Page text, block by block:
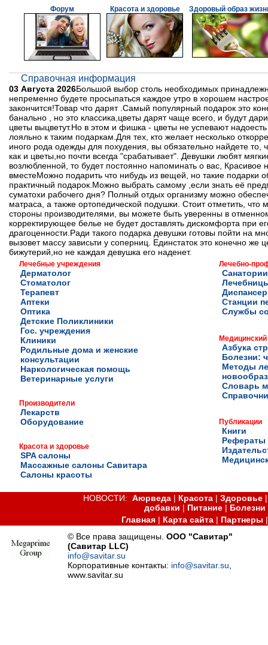
Форум Красота и здоровье Здоровый образ
Справочная информация
03 Августа 2026Большой выбор столь необходимых
непременно будете просыпаться каждое утро в хорошем
закончится!Товар что дарят .Самый популярный подарок это
банально , но это классика,цветы дарят чаще всего, и будут
цветы выцветут.Но в этом и фишка - цветы не успевают
лояльно к таким подаркам.Для тех, кто желает несколько
иного рода одежды для похудения, вы обязательно найдете
как и цветы,но почти всегда "срабатывает". Девушки любят
возлюбленной, то будет постоянно напоминать о вас,
вместеМожно подарить что нибудь из вещей, но такие
практичный подарок.Можно выбрать самому ,если знать её
суматохи рабочего дня? Полный отдых организму можно
матраса, а также ортопедической подушки. Стоит отметить,
стороны производителями, вы можете быть уверенны в
корректирующее белье не будет доставлять дискомфорта при
драгоценности.Ради такого подарка девушки готовы пойти на
вызовет массу зависьти у соперниц. Единстаток это конечно
бижутерий,но не каждая девушка его наденет.
Лечебные учреждения
Дерматолог
Стоматолог
Терапевт
Аптеки
Оптика
Детские Поликлиники
Гос. учреждения
Клиники
Родильные дома и женские
консультации
Наркологическая помощь
Ветеринарные услуги
Производители
Лекарств
Оборудование
Красота и здоровье
SPA салоны
Массажные салоны Савитара
Салоны красоты
Лечебно-
Станции
Службы
Медицинский
Азбука
Болезни:
Методы
Словарь
Публикации
Книги
Рефераты
НОВОСТИ:Аюрведа | Красота |Здоровье
добавки | Питание| Болезни
Главная| Карта сайта| Партнеры
© Все права защищены.ООО "Савитар"
(Савитар LLC)
info@savitar.su
Корпоративные контакты: info@savitar.su
www.savitar.su